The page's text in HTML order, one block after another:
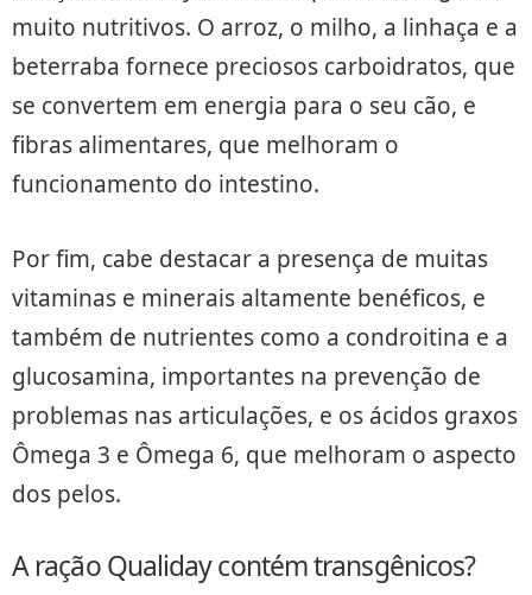
muito nutritivos. O arroz, o milho, a linhaça e a
beterraba fornece preciosos carboidratos, que
se convertem em energia para o seu cão, e
fibras alimentares, que melhoram o
funcionamento do intestino.
Por fim, cabe destacar a presença de muitas
vitaminas e minerais altamente benéficos, e
também de nutrientes como a condroitina e a
glucosamina, importantes na prevenção de
problemas nas articulações, e os ácidos graxos
Ômega 3 e Ômega 6, que melhoram o aspecto
dos pelos.
A ração Qualiday contém transgênicos?